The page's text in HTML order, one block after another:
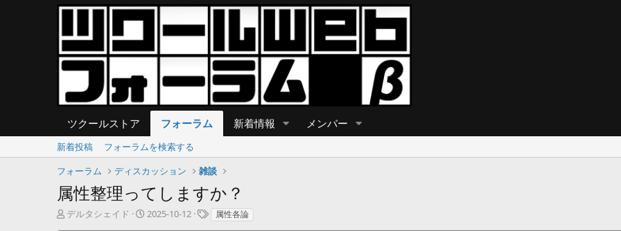
ツクールストア フォーラム 新着情報 メンバー
新着投稿
フォーラムを検索する
フォーラム
ディスカッション 雑談
属性整理ってしますか？
T
デルタシェイド
開
2025-10-12
タ属性各論